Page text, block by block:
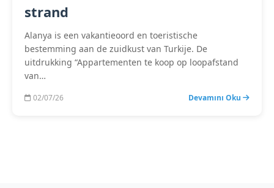
strand
Alanya is een vakantieoord en toeristische
bestemming aan de zuidkust van Turkije. De
uitdrukking “Appartementen te koop op loopafstand
van…
02/07/26 Devamını Oku